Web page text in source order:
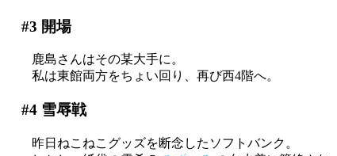
#3 開場
鹿島さんはその某大手に。
私は東館両方をちょい回り、再び西4階へ。
#4雪辱戦
昨日ねこねこグッズを断念したソフトバンク。